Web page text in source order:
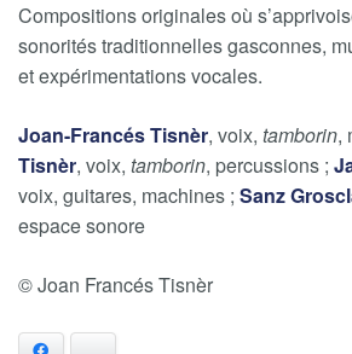
Compositions originales où
sonorités traditionnelles gasconnes,
et expérimentations vocales.
Joan-Francés Tisnèr, voix, tamborin,
Tisnèr, voix, tamborin, percussions ;
voix, guitares, machines ; Sanz
espace sonore
© Joan Francés Tisnèr